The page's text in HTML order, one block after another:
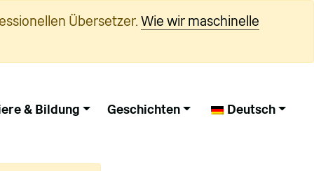
Übersetzer. Wie wir maschinelle
& Bildung Geschichten Deutsch